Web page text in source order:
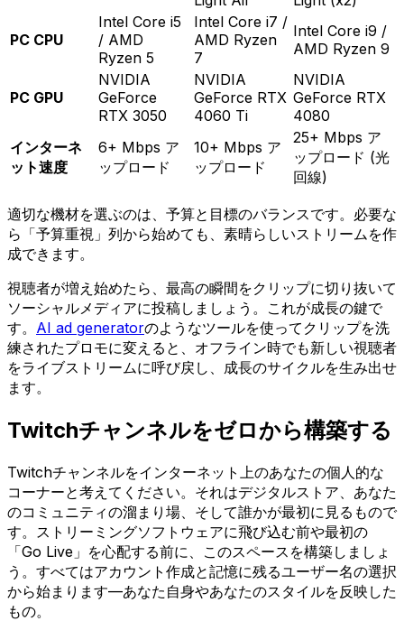
PC CPU
Intel Core i5
/ AMD
Ryzen 5
Intel Core i7 /
AMD Ryzen
7
Intel Core i9 /
AMD Ryzen 9
PC GPU
NVIDIA
GeForce
RTX 3050
NVIDIA
GeForce RTX
4060 Ti
NVIDIA
GeForce RTX
4080
インターネ
ット速度
6+ Mbps ア
ップロード
10+ Mbps ア
ップロード
25+ Mbps ア
ップロード (光
回線)
適切な機材を選ぶのは、予算と目標のバランスです。必要な
ら「予算重視」列から始めても、素晴らしいストリームを作
成できます。
視聴者が増え始めたら、最高の瞬間をクリップに切り抜いて
ソーシャルメディアに投稿しましょう。これが成長の鍵で
す。 AI ad generatorのようなツールを使ってクリップを洗
練されたプロモに変えると、オフライン時でも新しい視聴者
をライブストリームに呼び戻し、成長のサイクルを生み出せ
ます。
Twitchチャンネルをゼロから構築する
Twitchチャンネルをインターネット上のあなたの個人的な
コーナーと考えてください。それはデジタルストア、あなた
のコミュニティの溜まり場、そして誰かが最初に見るもので
す。ストリーミングソフトウェアに飛び込む前や最初の
「Go Live」を心配する前に、このスペースを構築しましょ
う。すべてはアカウント作成と記憶に残るユーザー名の選択
から始まります—あなた自身やあなたのスタイルを反映した
もの。